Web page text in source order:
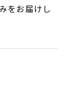
をお届けし